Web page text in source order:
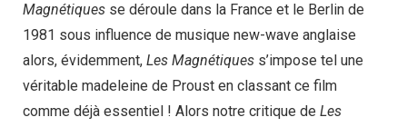
Magnétiques se déroule dans la France et le Berlin de
1981 sous influence de musique new-wave anglaise
alors, évidemment, Les Magnétiques s’impose tel une
véritable madeleine de Proust en classant ce film
comme déjà essentiel ! Alors notre critique de Les